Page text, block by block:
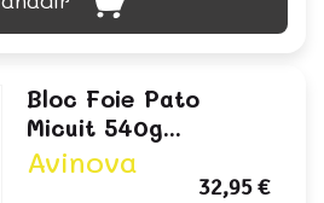
Bloc Foie Pato
Micuit 540g...
Avinova
32,95 €